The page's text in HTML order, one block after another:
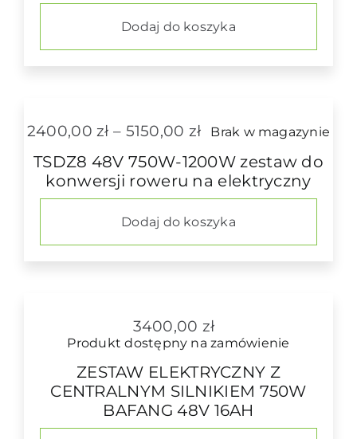
Dodaj do koszyka
2400,00zł – 5150,00 złZakres
od
2400,00 zł
do
5150,00 zł
Brak w magazynie
TSDZ8 48V 750W-1200W zestaw do
konwersji roweru na elektryczny
Dodaj do koszyka
3400,00 zł
Produkt dostępny na zamówienie
ZESTAW ELEKTRYCZNY Z
CENTRALNYM SILNIKIEM 750W
BAFANG 48V 16AH